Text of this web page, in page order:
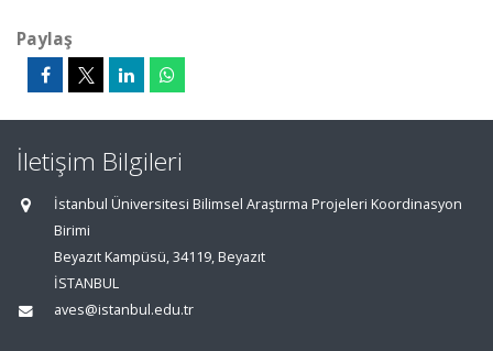
Paylaş
İletişim Bilgileri
İstanbul Üniversitesi Bilimsel Araştırma Projeleri Koordinasyon
Birimi
Beyazıt Kampüsü, 34119, Beyazıt
İSTANBUL
aves@istanbul.edu.tr